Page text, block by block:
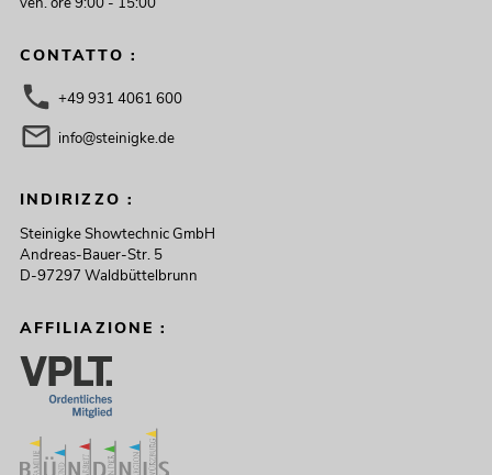
CONTATTO :
+49 931 4061 600
info@steinigke.de
INDIRIZZO :
Steinigke Showtechnic GmbH
Andreas-Bauer-Str. 5
D-97297 Waldbüttelbrunn
AFFILIAZIONE :